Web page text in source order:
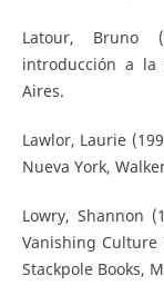
Latour, Bruno
introducción a la
Aires.
Lawlor, Laurie
Nueva York,
Lowry, Shannon
Vanishing
Stackpole Books,